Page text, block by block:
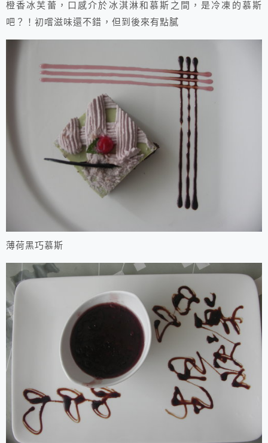
橙香冰芙蕾，口感介於冰淇淋和慕斯之間，是冷凍的慕斯
吧？！初嚐滋味還不錯，但到後來有點膩
薄荷黑巧慕斯